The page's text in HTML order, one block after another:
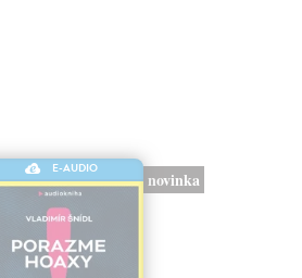
E-AUDIO
novinka